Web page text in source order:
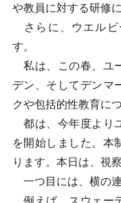
や教員に対する研修
さらに、ウエルビ
す。
私は、この春、ユ
デン、そしてデンマ
クや包括的性教育に
都は、今年度より
を開始しました。本
ります。本日は、視
一つ目には、横の連
例えば、スウェー